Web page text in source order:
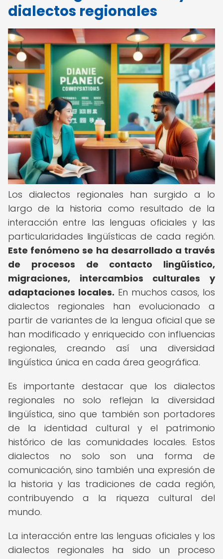
dialectos regionales
Los dialectos regionales han surgido a lo
largo de la historia como resultado de la
interacción entre las lenguas oficiales y las
particularidades lingüísticas de cada región.
Este fenómeno se ha desarrollado a través
de procesos de contacto lingüístico,
migraciones, intercambios culturales y
adaptaciones locales. En muchos casos, los
dialectos regionales han evolucionado a
partir de variantes de la lengua oficial que se
han modificado y enriquecido con influencias
regionales, creando así una diversidad
lingüística única en cada área geográfica.
Es importante destacar que los dialectos
regionales no solo reflejan la diversidad
lingüística, sino que también son portadores
de la identidad cultural y el patrimonio
histórico de las comunidades locales. Estos
dialectos no solo son una forma de
comunicación, sino también una expresión de
la historia y las tradiciones de cada región,
contribuyendo a la riqueza cultural del
mundo.
La interacción entre las lenguas oficiales y los
dialectos regionales ha sido un proceso